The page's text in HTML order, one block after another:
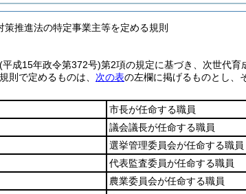
推進法の特定事業主等を定める規則
(平成15年政令第372号)第2項の規定に基づき、次世代育
則で定めるものは、 次の表の左欄に掲げるものとし、
市長が任命する職員
議会議長が任命する職員
選挙管理委員会が任命する職員
代表監査委員が任命する職員
農業委員会が任命する職員